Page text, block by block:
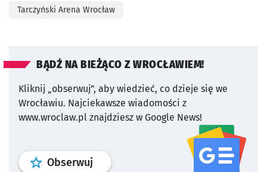
Tarczyński Arena Wrocław
BĄDŹ NA BIEŻĄCO Z WROCŁAWIEM!
Kliknij „obserwuj”, aby wiedzieć, co dzieje się we
Wrocławiu. Najciekawsze wiadomości z
www.wroclaw.pl znajdziesz w Google News!
Obserwuj profil serwisu